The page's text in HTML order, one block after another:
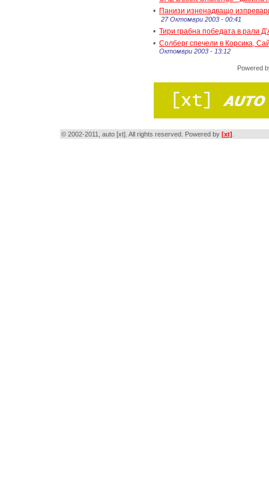
• Панизи изненадващо
27 Октомври 2003 - 00:41
• Тири грабна победата в рали
• Солберг спечели в Корсика,
Октомври 2003 - 13:12
Powered
© 2002-2011, auto [xt]. All rights reserved. Powered by [xt]